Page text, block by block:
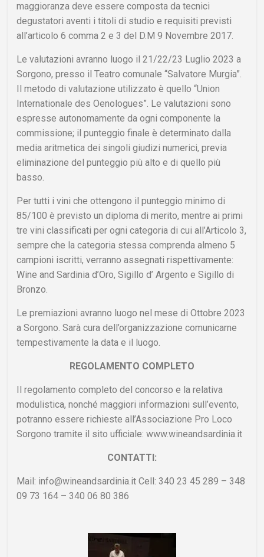
maggioranza deve essere composta da tecnici
degustatori aventi i titoli di studio e requisiti previsti
all’articolo 6 comma 2 e 3 del D.M 9 Novembre 2017.
Le valutazioni avranno luogo il 21/22/23 Luglio 2023 a
Sorgono, presso il Teatro comunale “Salvatore Murgia”.
Il metodo di valutazione utilizzato è quello “Union
Internationale des Oenologues”. Le valutazioni sono
espresse autonomamente da ogni componente la
commissione; il punteggio finale è determinato dalla
media aritmetica dei singoli giudizi numerici, previa
eliminazione del punteggio più alto e di quello più
basso.
Per tutti i vini che ottengono il punteggio minimo di
85/100 è previsto un diploma di merito, mentre ai primi
tre vini classificati per ogni categoria di cui all’Articolo 3,
sempre che la categoria stessa comprenda almeno 5
campioni iscritti, verranno assegnati rispettivamente:
Wine and Sardinia d’Oro, Sigillo d’ Argento e Sigillo di
Bronzo.
Le premiazioni avranno luogo nel mese di Ottobre 2023
a Sorgono. Sarà cura dell’organizzazione comunicarne
tempestivamente la data e il luogo.
REGOLAMENTO COMPLETO
Il regolamento completo del concorso e la relativa
modulistica, nonché maggiori informazioni sull’evento,
potranno essere richieste all’Associazione Pro Loco
Sorgono tramite il sito ufficiale: www.wineandsardinia.it
CONTATTI:
Mail: info@wineandsardinia.it Cell: 340 23 45 289 – 348
09 73 164 – 340 06 80 386